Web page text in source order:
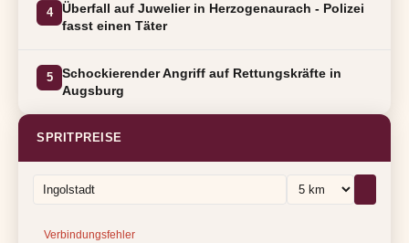
4
Überfall auf Juwelier in Herzogenaurach - Polizei
fasst einen Täter
5
Schockierender Angriff auf Rettungskräfte in
Augsburg
SPRITPREISE
Verbindungsfehler